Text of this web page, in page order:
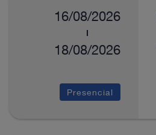
16/08/2026
18/08/2026
Presencial